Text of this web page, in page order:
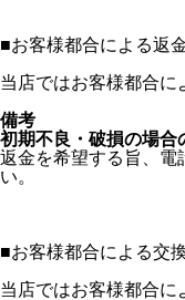
■お客様都合による返
当店ではお客様都合に
備考
初期不良・破損の場合
返金を希望する旨、電
い。
■お客様都合による交
当店ではお客様都合に